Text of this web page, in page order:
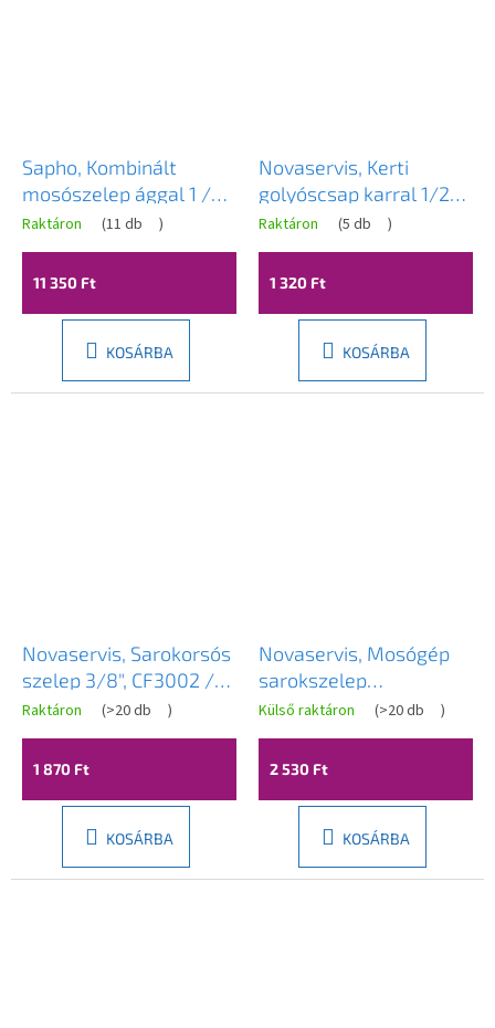
Sapho, Kombinált
mosószelep ággal 1 /
2'x3 / 4'x3 / 8 ',
vízkőmentes, króm
Raktáron (11 db )
11 350 Ft
KOSÁRBA
Novaservis, Kerti
golyóscsap karral 1/2
"3/4", CF2002 / 15
Raktáron (5 db )
1 320 Ft
KOSÁRBA
Novaservis, Sarokorsós
szelep 3/8", CF3002 /
10
Raktáron (>20 db )
1 870 Ft
KOSÁRBA
Novaservis, Mosógép
sarokszelep
szűrőfedéllel és fém
karral 1 / 2x3 / 4 ",
CF3010 / 20
Külső raktáron (>20 db )
2 530 Ft
KOSÁRBA